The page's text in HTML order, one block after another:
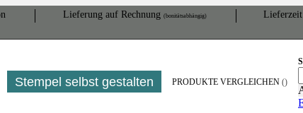
Lieferung auf Rech­nung (bonitätsabhängig) Liefer­zeit
Stempel selbst gestalten PRODUKTE VERGLEICHEN